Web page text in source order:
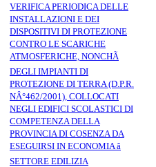
VERIFICA PERIODICA DELLE
INSTALLAZIONI E DEI
DISPOSITIVI DI PROTEZIONE
CONTRO LE SCARICHE
ATMOSFERICHE, NONCHÃ
DEGLI IMPIANTI DI
PROTEZIONE DI TERRA (D.P.R.
NÂ°462/2001), COLLOCATI
NEGLI EDIFICI SCOLASTICI DI
COMPETENZA DELLA
PROVINCIA DI COSENZA DA
ESEGUIRSI IN ECONOMIA â
SETTORE EDILIZIA